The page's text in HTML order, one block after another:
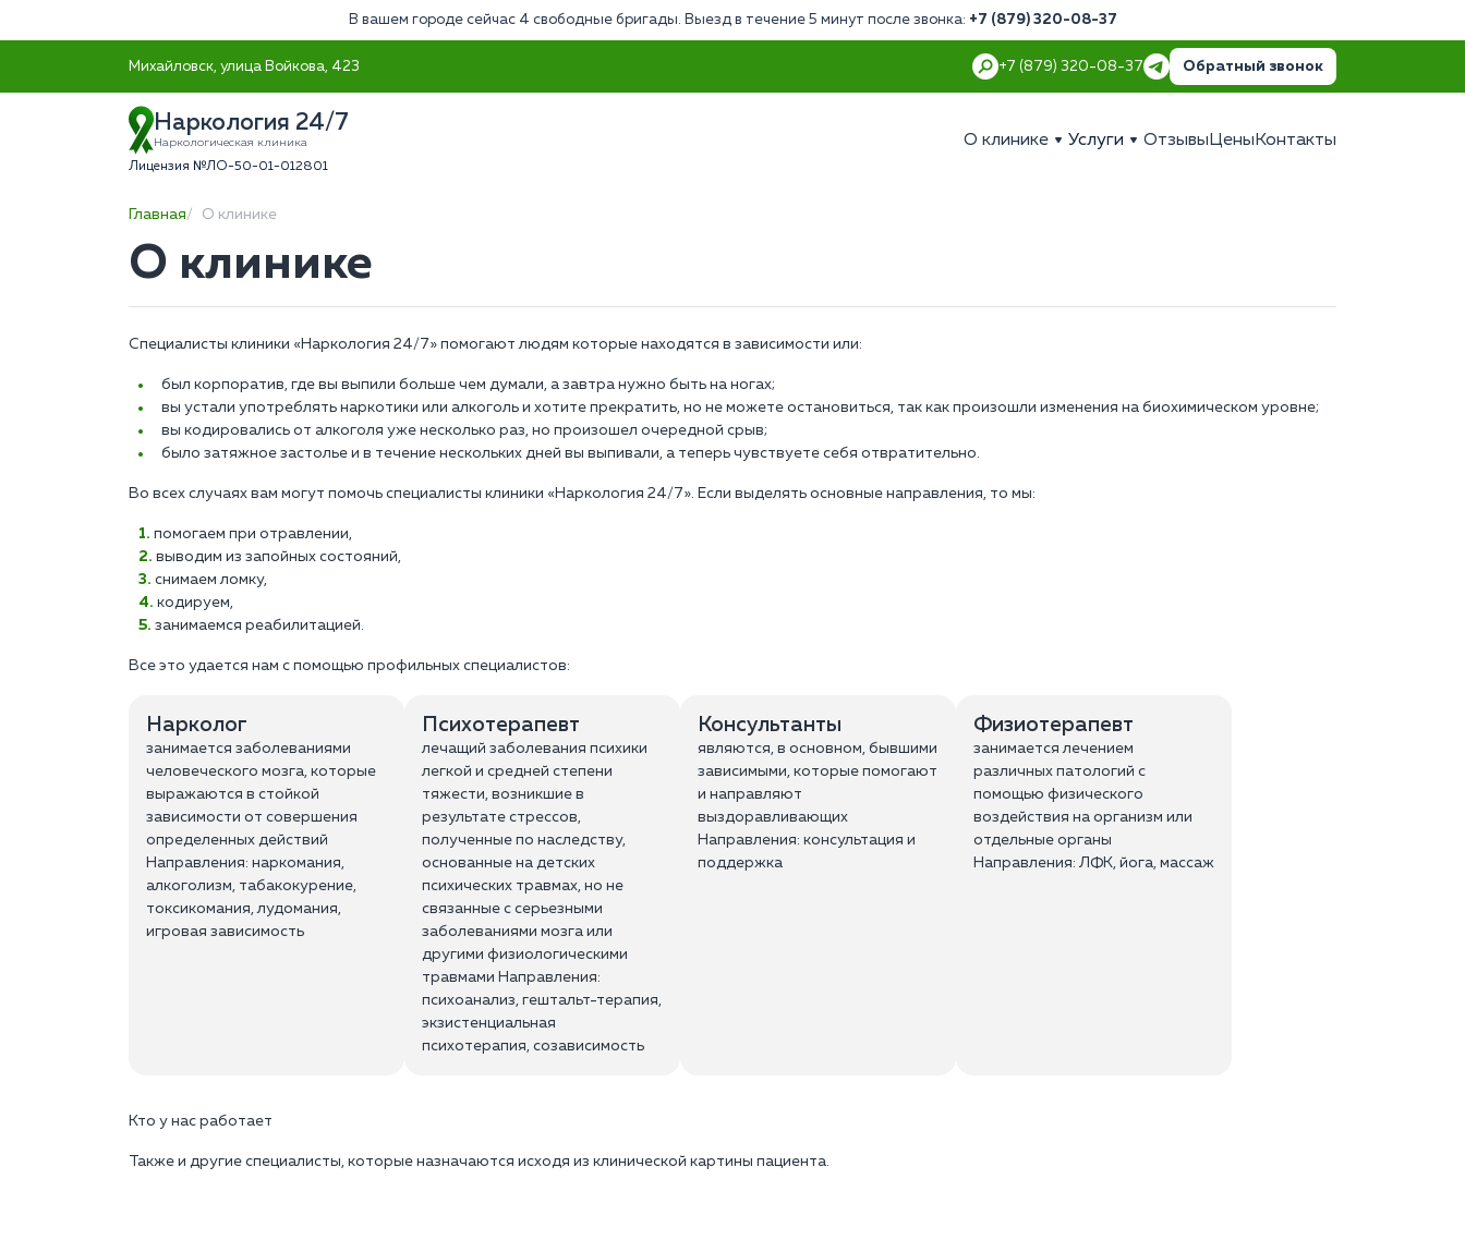
В вашем городе сейчас 4 свободные бригады. Выезд в течение 5 минут после звонка: +7 (879) 320-08-37
Михайловск, улица Войкова, 423 +7 (879) 320-08-37 Обратный звонок
Наркология 24/7
Наркологическая клиника
Лицензия №ЛО-50-01-012801
О клинике Услуги Отзывы Цены Контакты
Главная О клинике
О клинике
Специалисты клиники «Наркология 24/7» помогают людям которые находятся в зависимости или:
был корпоратив, где вы выпили больше чем думали, а завтра нужно быть на ногах;
вы устали употреблять наркотики или алкоголь и хотите прекратить, но не можете остановиться, так как произошли изменения на биохимическом уровне;
вы кодировались от алкоголя уже несколько раз, но произошел очередной срыв;
было затяжное застолье и в течение нескольких дней вы выпивали, а теперь чувствуете себя отвратительно.
Во всех случаях вам могут помочь специалисты клиники «Наркология 24/7». Если выделять основные направления, то мы:
помогаем при отравлении,
выводим из запойных состояний,
снимаем ломку,
кодируем,
занимаемся реабилитацией.
Все это удается нам с помощью профильных специалистов:
Нарколог
занимается заболеваниями
человеческого мозга, которые
выражаются в стойкой
зависимости от совершения
определенных действий
Направления: наркомания,
алкоголизм, табакокурение,
токсикомания, лудомания,
игровая зависимость
Психотерапевт
лечащий заболевания психики
легкой и средней степени
тяжести, возникшие в
результате стрессов,
полученные по наследству,
основанные на детских
психических травмах, но не
связанные с серьезными
заболеваниями мозга или
другими физиологическими
травмами Направления:
психоанализ, гештальт-терапия,
экзистенциальная
психотерапия, созависимость
Консультанты
являются, в основном, бывшими
зависимыми, которые помогают
и направляют
выздоравливающих
Направления: консультация и
поддержка
Физиотерапевт
занимается лечением
различных патологий с
помощью физического
воздействия на организм или
отдельные органы
Направления: ЛФК, йога, массаж
Кто у нас работает
Также и другие специалисты, которые назначаются исходя из клинической картины пациента.